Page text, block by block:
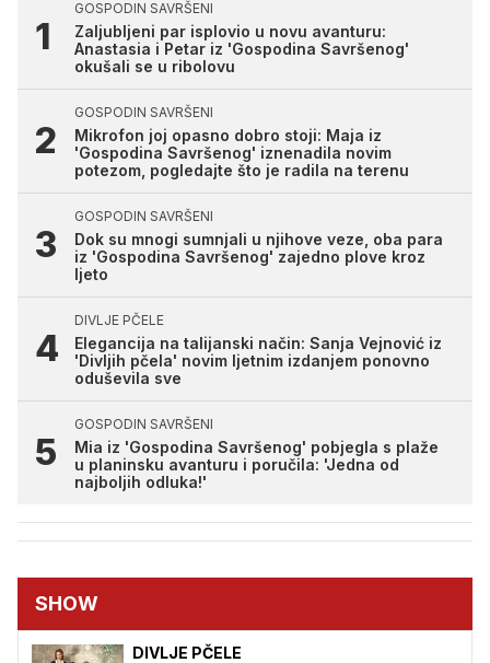
GOSPODIN SAVRŠENI
Zaljubljeni par isplovio u novu avanturu:
Anastasia i Petar iz 'Gospodina Savršenog'
okušali se u ribolovu
GOSPODIN SAVRŠENI
Mikrofon joj opasno dobro stoji: Maja iz
'Gospodina Savršenog' iznenadila novim
potezom, pogledajte što je radila na terenu
GOSPODIN SAVRŠENI
Dok su mnogi sumnjali u njihove veze, oba para
iz 'Gospodina Savršenog' zajedno plove kroz
ljeto
DIVLJE PČELE
Elegancija na talijanski način: Sanja Vejnović iz
'Divljih pčela' novim ljetnim izdanjem ponovno
oduševila sve
GOSPODIN SAVRŠENI
Mia iz 'Gospodina Savršenog' pobjegla s plaže
u planinsku avanturu i poručila: 'Jedna od
najboljih odluka!'
SHOW
DIVLJE PČELE